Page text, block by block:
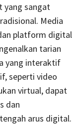
yang sangat
Media
platform digital
tarian
yang interaktif
seperti video
virtual, dapat
dan
arus digital.